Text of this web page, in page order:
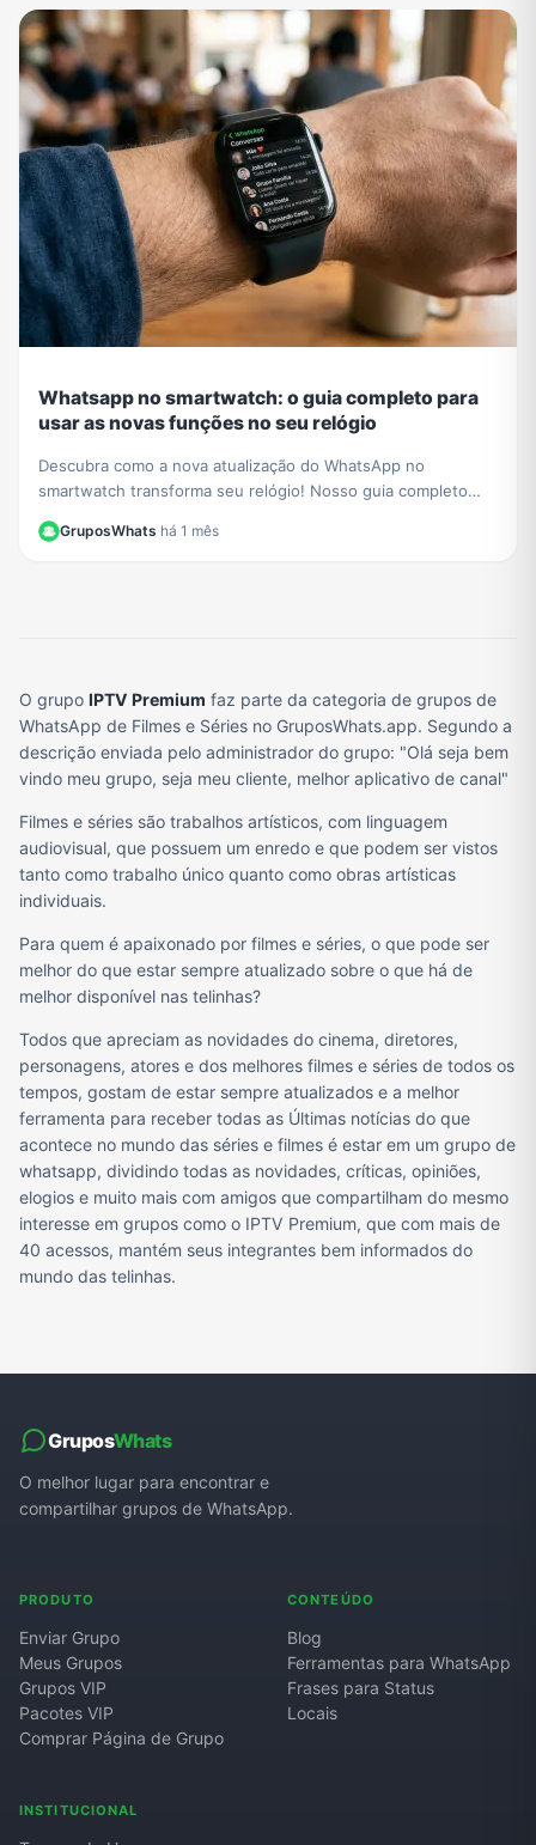
Whatsapp no smartwatch: o guia completo para
usar as novas funções no seu relógio
Descubra como a nova atualização do WhatsApp no
smartwatch transforma seu relógio! Nosso guia completo
GruposWhats·há 1 mês
O grupo IPTV Premium faz parte da categoria de grupos de
WhatsApp de Filmes e Séries no GruposWhats.app. Segundo a
descrição enviada pelo administrador do grupo: "Olá seja bem
vindo meu grupo, seja meu cliente, melhor aplicativo de canal"
Filmes e séries são trabalhos artísticos, com linguagem
audiovisual, que possuem um enredo e que podem ser vistos
tanto como trabalho único quanto como obras artísticas
individuais.
Para quem é apaixonado por filmes e séries, o que pode ser
melhor do que estar sempre atualizado sobre o que há de
melhor disponível nas telinhas?
Todos que apreciam as novidades do cinema, diretores,
personagens, atores e dos melhores filmes e séries de todos os
tempos, gostam de estar sempre atualizados e a melhor
ferramenta para receber todas as Últimas notícias do que
acontece no mundo das séries e filmes é estar em um grupo de
whatsapp, dividindo todas as novidades, críticas, opiniões,
elogios e muito mais com amigos que compartilham do mesmo
interesse em grupos como o IPTV Premium, que com mais de
40 acessos, mantém seus integrantes bem informados do
mundo das telinhas.
GruposWhats
O melhor lugar para encontrar e
compartilhar grupos de WhatsApp.
PRODUTO
Enviar Grupo
Meus Grupos
Grupos VIP
Pacotes VIP
Comprar Página de Grupo
CONTEÚDO
Blog
Ferramentas para WhatsApp
Frases para Status
Locais
INSTITUCIONAL